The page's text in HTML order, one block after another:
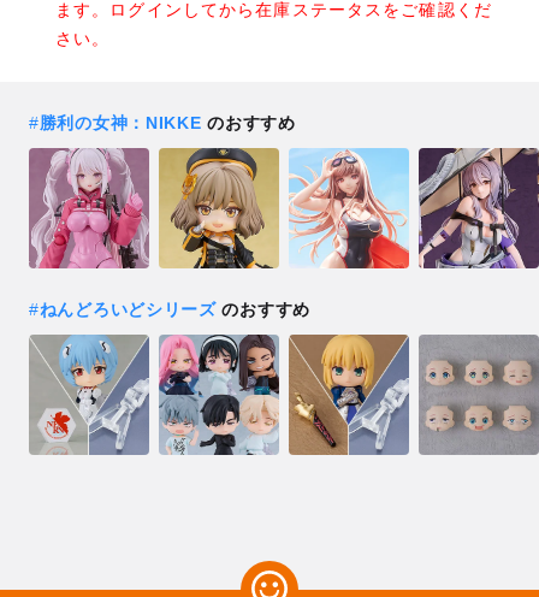
ます。ログインしてから在庫ステータスをご確認くだ
さい。
#勝利の女神：NIKKE のおすすめ
#ねんどろいどシリーズのおすすめ